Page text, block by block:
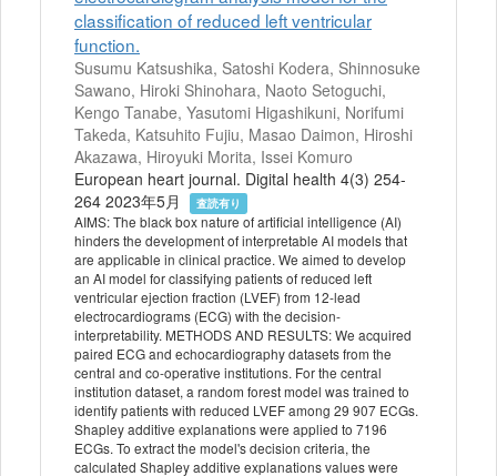
classification of reduced left ventricular
function.
Susumu Katsushika, Satoshi Kodera, Shinnosuke
Sawano, Hiroki Shinohara, Naoto Setoguchi,
Kengo Tanabe, Yasutomi Higashikuni, Norifumi
Takeda, Katsuhito Fujiu, Masao Daimon, Hiroshi
Akazawa, Hiroyuki Morita, Issei Komuro
European heart journal. Digital health 4(3) 254-
264 2023年5月
査読有り
AIMS: The black box nature of artificial intelligence (AI)
hinders the development of interpretable AI models that
are applicable in clinical practice. We aimed to develop
an AI model for classifying patients of reduced left
ventricular ejection fraction (LVEF) from 12-lead
electrocardiograms (ECG) with the decision-
interpretability. METHODS AND RESULTS: We acquired
paired ECG and echocardiography datasets from the
central and co-operative institutions. For the central
institution dataset, a random forest model was trained to
identify patients with reduced LVEF among 29 907 ECGs.
Shapley additive explanations were applied to 7196
ECGs. To extract the model's decision criteria, the
calculated Shapley additive explanations values were